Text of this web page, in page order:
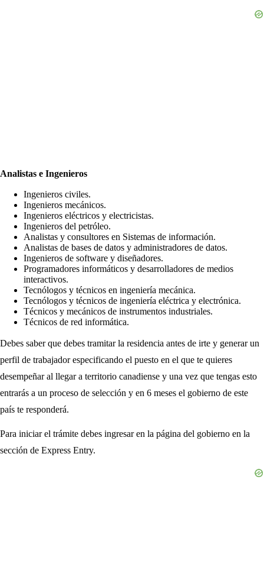
Analistas e Ingenieros
Ingenieros civiles.
Ingenieros mecánicos.
Ingenieros eléctricos y electricistas.
Ingenieros del petróleo.
Analistas y consultores en Sistemas de información.
Analistas de bases de datos y administradores de datos.
Ingenieros de software y diseñadores.
Programadores informáticos y desarrolladores de medios
interactivos.
Tecnólogos y técnicos en ingeniería mecánica.
Tecnólogos y técnicos de ingeniería eléctrica y electrónica.
Técnicos y mecánicos de instrumentos industriales.
Técnicos de red informática.
Debes saber que debes tramitar la residencia antes de irte y generar un
perfil de trabajador especificando el puesto en el que te quieres
desempeñar al llegar a territorio canadiense y una vez que tengas esto
entrarás a un proceso de selección y en 6 meses el gobierno de este
país te responderá.
Para iniciar el trámite debes ingresar en la página del gobierno en la
sección de Express Entry.